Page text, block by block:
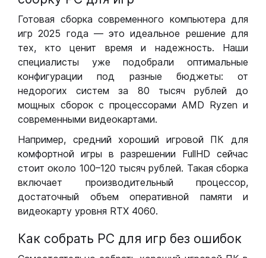
Готовая сборка современного компьютера для
игр 2025 года — это идеальное решение для
тех, кто ценит время и надежность. Наши
специалисты уже подобрали оптимальные
конфигурации под разные бюджеты: от
недорогих систем за 80 тысяч рублей до
мощных сборок с процессорами AMD Ryzen и
современными видеокартами.
Например, средний хороший игровой ПК для
комфортной игры в разрешении FullHD сейчас
стоит около 100–120 тысяч рублей. Такая сборка
включает производительный процессор,
достаточный объем оперативной памяти и
видеокарту уровня RTX 4060.
Как собрать РС для игр без ошибок